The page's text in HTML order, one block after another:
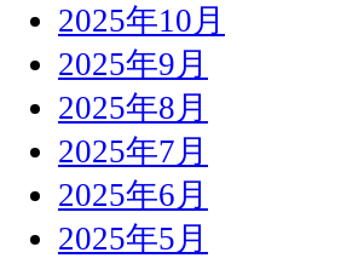
2025年10月
2025年9月
2025年8月
2025年7月
2025年6月
2025年5月